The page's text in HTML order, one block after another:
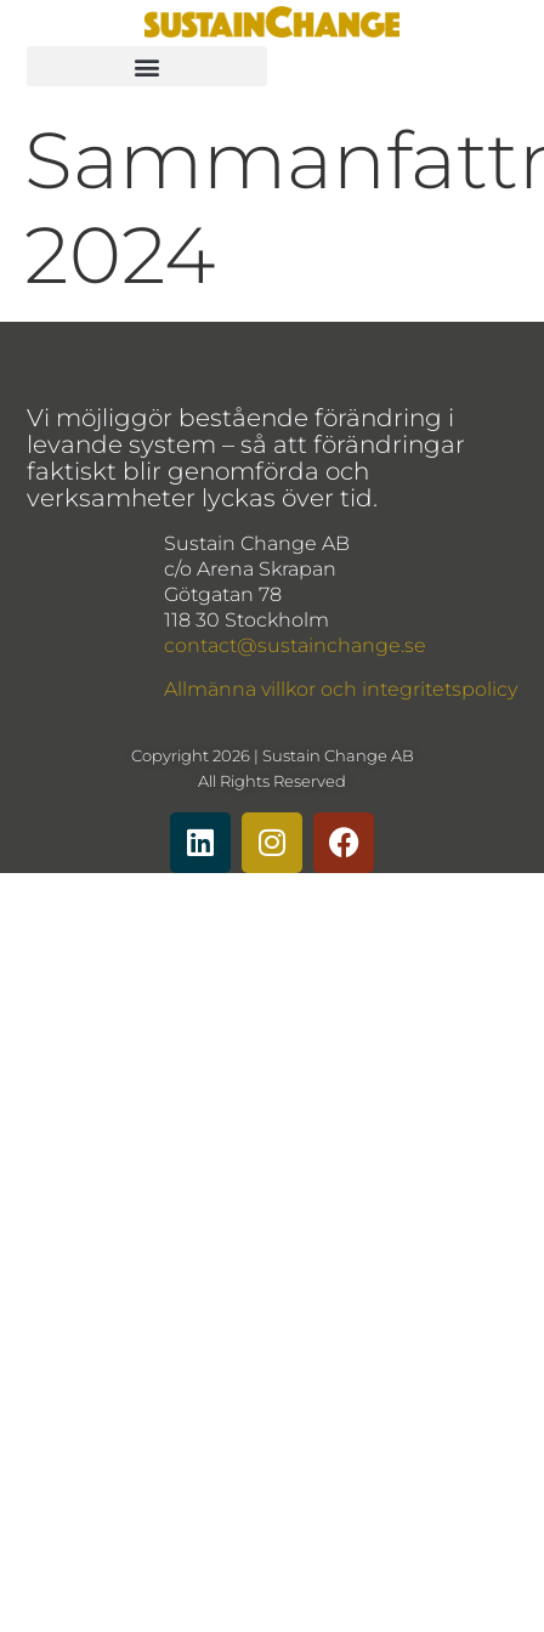
2024
Vi möjliggör bestående förändring i
levande system – så att förändringar
faktiskt blir genomförda och
verksamheter lyckas över tid.
Sustain Change AB
c/o Arena Skrapan
Götgatan 78
118 30 Stockholm
contact@sustainchange.se
Allmänna villkor och integritetspolicy
Copyright 2026 | Sustain Change AB
All Rights Reserved